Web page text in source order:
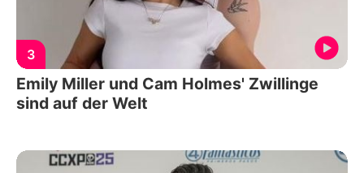
3
Emily Miller und Cam Holmes' Zwillinge
sind auf der Welt